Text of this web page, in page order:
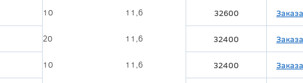
10 11,6 32600
20 11,6 32400
10 11,6 32400